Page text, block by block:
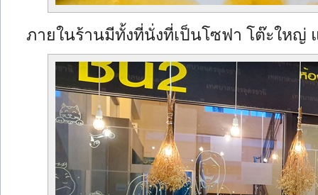
ภายในร้านมีทั้งที่นั่งที่เป็นโซฟา โต๊ะใหญ่